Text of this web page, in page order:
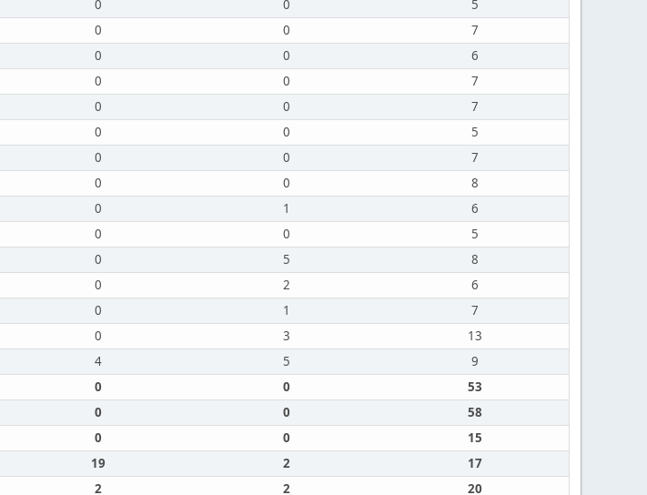
0 0
5
0 0
7
0 0
6
0 0
7
0 0
7
0 0
5
0 0
7
0 0
8
0 1
6
0 0
5
0 5
8
0 2
6
0 1
7
0 3
13
4 5
9
0 0
53
0 0
58
0 0
15
19 2
17
2 2
20